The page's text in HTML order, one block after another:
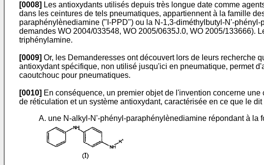
[0008] Les antioxydants utilisés depuis très longue date comme
dans les ceintures de tels pneumatiques, appartiennent à la famille
paraphénylènediamine ("I-PPD") ou la N-1,3-diméthylbutyl-N'-
demandes WO 2004/033548, WO 2005/0635J.0, WO 2005/133666).
triphénylamine.
[0009] Or, les Demanderesses ont découvert lors de leurs recherche
antioxydant spécifique, non utilisé jusqu'ici en pneumatique, permet
caoutchouc pour pneumatiques.
[0010] En conséquence, un premier objet de l'invention concerne
de réticulation et un système antioxydant, caractérisée en ce que le
A. une N-alkyl-N'-phényl-paraphénylènediamine répondant à la